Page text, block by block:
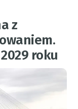
z
roku